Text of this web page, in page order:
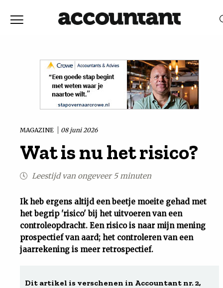
Vaktechniek
Achtergrond
Uit
MAGAZINE 08 juni 2026
Wat is nu het risico?
Leestijd van ongeveer 5 minuten
Ik heb ergens altijd een beetje moeite gehad met
het begrip 'risico' bij het uitvoeren van een
controleopdracht. Een risico is naar mijn mening
prospectief van aard; het controleren van een
jaarrekening is meer retrospectief.
Dit artikel is verschenen in Accountant nr. 2,
RELEVANTIEDATUM